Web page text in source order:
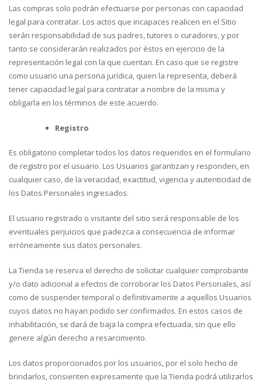
Las compras solo podrán efectuarse por personas con capacidad
legal para contratar. Los actos que incapaces realicen en el Sitio
serán responsabilidad de sus padres, tutores o curadores, y por
tanto se considerarán realizados por éstos en ejercicio de la
representación legal con la que cuentan. En caso que se registre
como usuario una persona jurídica, quien la representa, deberá
tener capacidad legal para contratar a nombre de la misma y
obligarla en los términos de este acuerdo.
Registro
Es obligatorio completar todos los datos requeridos en el formulario
de registro por el usuario. Los Usuarios garantizan y responden, en
cualquier caso, de la veracidad, exactitud, vigencia y autenticidad de
los Datos Personales ingresados.
El usuario registrado o visitante del sitio será responsable de los
eventuales perjuicios que padezca a consecuencia de informar
erróneamente sus datos personales.
La Tienda se reserva el derecho de solicitar cualquier comprobante
y/o dato adicional a efectos de corroborar los Datos Personales, así
como de suspender temporal o definitivamente a aquellos Usuarios
cuyos datos no hayan podido ser confirmados. En estos casos de
inhabilitación, se dará de baja la compra efectuada, sin que ello
genere algún derecho a resarcimiento.
Los datos proporcionados por los usuarios, por el solo hecho de
brindarlos, consienten expresamente que la Tienda podrá utilizarlos